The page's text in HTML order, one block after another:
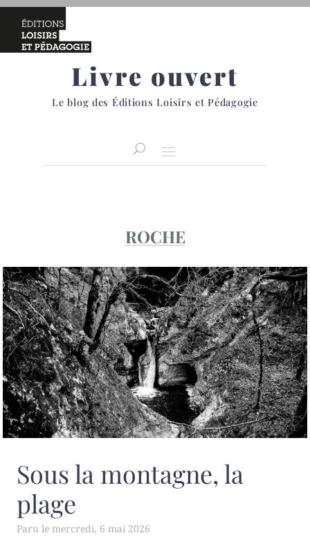
Livre ouvert
Le blog des Éditions Loisirs et Pédagogie
ROCHE
Sous la montagne, la
plage
mercredi, 6 mai 2026